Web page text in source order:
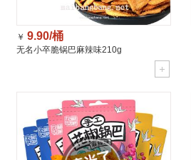
￥ 9.90/桶
无名小卒脆锅巴麻辣味210g